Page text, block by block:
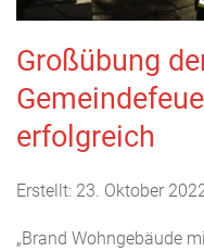
Großübung
erfolgreich
Erstellt: 23. Oktober
„Brand Wohngebäude